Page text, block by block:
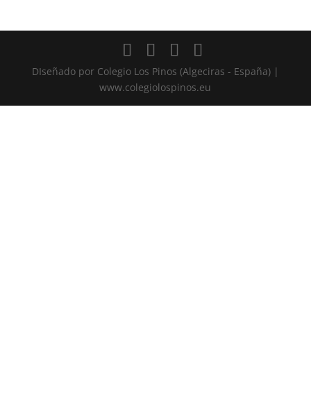
DIseñado por Colegio Los Pinos (Algeciras - España) |
www.colegiolospinos.eu